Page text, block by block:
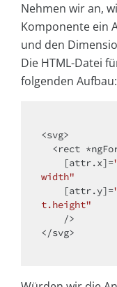
Nehmen wir an,
Komponente ein
und den
Die HTML-Datei
folgenden Aufbau:
<svg>
<rect *
    [
attr.x]=
width"
    [
attr.y]=
t.height"
    />
</svg>